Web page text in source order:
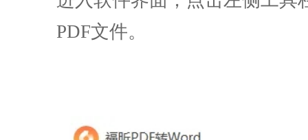
PDF文件。